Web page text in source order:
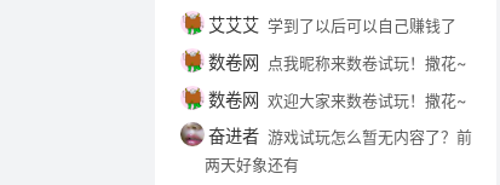
艾艾艾 学到了以后可以自己赚钱了
数卷网 点我昵称来数卷试玩！撒花~
数卷网 欢迎大家来数卷试玩！撒花~
奋进者 游戏试玩怎么暂无内容了？前
两天好象还有